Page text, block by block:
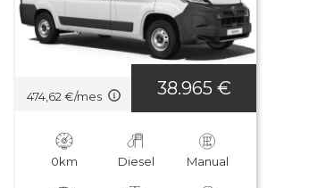
Año: mayor a menor
Potencia: mayor a
Potencia: menor a
mayor
474,62 €/mes 38.965 €
0km Diesel Manual